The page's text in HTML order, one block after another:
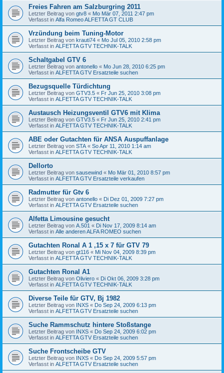
Freies Fahren am Salzburgring 2011
Letzter Beitrag von gtv8 « Mo Mär 07, 2011 2:47 pm
Verfasst in Alfa Romeo ALFETTA GT CLUB
Vrzündung beim Tuning-Motor
Letzter Beitrag von krauti74 « Mo Jul 05, 2010 2:58 pm
Verfasst in ALFETTA GTV TECHNIK-TALK
Schaltgabel GTV 6
Letzter Beitrag von antonello « Mo Jun 28, 2010 6:25 pm
Verfasst in ALFETTA GTV Ersatzteile suchen
Bezugsquelle Türdichtung
Letzter Beitrag von GTV3.5 « Fr Jun 25, 2010 3:08 pm
Verfasst in ALFETTA GTV TECHNIK-TALK
Austausch Heizungsventil GTV6 mit Klima
Letzter Beitrag von GTV3.5 « Fr Jun 25, 2010 2:41 pm
Verfasst in ALFETTA GTV TECHNIK-TALK
ABE oder Gutachten für ANSA Auspuffanlage
Letzter Beitrag von STA « So Apr 11, 2010 1:14 am
Verfasst in ALFETTA GTV TECHNIK-TALK
Dellorto
Letzter Beitrag von sausewind « Mo Mär 01, 2010 8:57 pm
Verfasst in ALFETTA GTV Ersatzteile verkaufen
Radmutter für Gtv 6
Letzter Beitrag von antonello « Di Dez 01, 2009 7:27 pm
Verfasst in ALFETTA GTV Ersatzteile suchen
Alfetta Limousine gesucht
Letzter Beitrag von A.501 « Di Nov 17, 2009 8:14 am
Verfasst in Alle anderen ALFA ROMEO suchen
Gutachten Ronal A 1 ,15 x 7 für GTV 79
Letzter Beitrag von gt116 « Mi Nov 04, 2009 8:39 pm
Verfasst in ALFETTA GTV TECHNIK-TALK
Gutachten Ronal A1
Letzter Beitrag von Oliviero « Di Okt 06, 2009 3:28 pm
Verfasst in ALFETTA GTV TECHNIK-TALK
Diverse Teile für GTV, Bj 1982
Letzter Beitrag von INXS « Do Sep 24, 2009 6:13 pm
Verfasst in ALFETTA GTV Ersatzteile suchen
Suche Rammschutz hintere Stoßstange
Letzter Beitrag von INXS « Do Sep 24, 2009 6:02 pm
Verfasst in ALFETTA GTV Ersatzteile suchen
Suche Frontscheibe GTV
Letzter Beitrag von INXS « Do Sep 24, 2009 5:57 pm
Verfasst in ALFETTA GTV Ersatzteile suchen